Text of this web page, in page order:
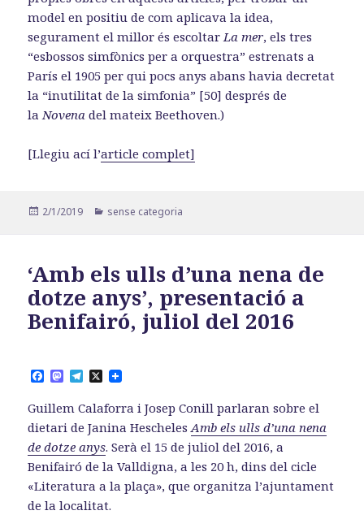
model en positiu de com aplicava la idea,
segurament el millor és escoltar La mer, els tres
“esbossos simfònics per a orquestra” estrenats a
París el 1905 per qui pocs anys abans havia decretat
la “inutilitat de la simfonia” [50] després de
la Novena del mateix Beethoven.)
[Llegiu ací l’article complet]
Publicat
2/1/2019 Categories
sense categoria
‘Amb els ulls d’una nena de
dotze anys’, presentació a
Benifairó, juliol del 2016
F
c
e
b
o
o
k
M
s
t
o
d
o
n
T
l
e
g
r
a
m
X
Guillem Calaforra i Josep Conill parlaran sobre el
dietari de Janina HeschelesAmb els ulls d’una nena
de dotze anys. Serà el 15 de juliol del 2016, a
Benifairó de la Valldigna, a les 20 h, dins del cicle
«Literatura a la plaça», que organitza l’ajuntament
de la localitat.